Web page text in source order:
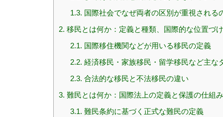
1.3. 国際社会でなぜ両者の区別が重視される
2. 移民とは何か：定義と種類、国際的な位置づけ
2.1. 国際移住機関などが用いる移民の定義
2.2. 経済移民・家族移民・留学移民など主な
2.3. 合法的な移民と不法移民の違い
3. 難民とは何か：国際法上の定義と保護の仕組み
3.1. 難民条約に基づく正式な難民の定義